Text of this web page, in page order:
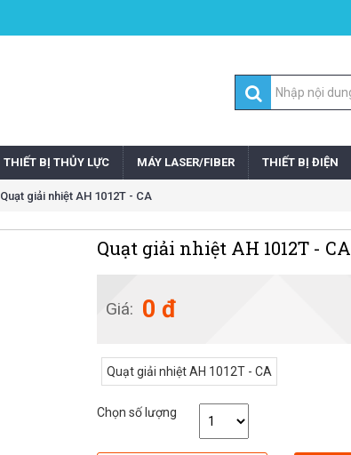
THIẾT BỊ THỦY LỰC MÁY LASER/FIBER THIẾT BỊ ĐIỆN
Quạt giải nhiệt AH 1012T - CA
Quạt giải nhiệt AH 1012T - CA
Giá: 0 đ
Quạt giải nhiệt AH 1012T - CA
Chọn số lượng